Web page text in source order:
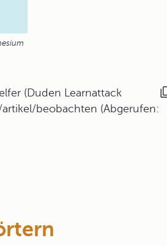
(Duden Learnattack
beobachten (Abgerufen: